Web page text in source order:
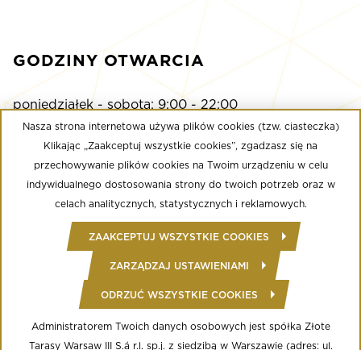
GODZINY OTWARCIA
poniedziałek - sobota: 9:00 - 22:00
niedziela: 9:00 - 21:00
Multikino
poniedziałek - niedziela: 9:00 - do ostatniego seansu
Well Fitness
poniedziałek - niedziela: 24/7
© Copyright 2020 Złote Tarasy
Regulamin Centrum Handlowego
Polityka prywatności
Nasza strona internetowa używa plików cookies (tzw. ciasteczka)
Klikając „Zaakceptuj wszystkie cookies”, zgadzasz się na
przechowywanie plików cookies na Twoim urządzeniu w celu
indywidualnego dostosowania strony do twoich potrzeb oraz w
celach analitycznych, statystycznych i reklamowych.
ZAAKCEPTUJ WSZYSTKIE COOKIES
ZARZĄDZAJ USTAWIENIAMI
ODRZUĆ WSZYSTKIE COOKIES
Administratorem Twoich danych osobowych jest spółka Złote
Tarasy Warsaw III S.á r.l. sp.j. z siedzibą w Warszawie (adres: ul.